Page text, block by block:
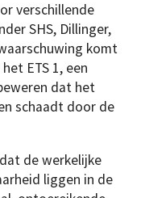
verschillende
SHS, Dillinger,
komt
ETS 1, een
dat het
schaadt door de
de werkelijke
liggen in de